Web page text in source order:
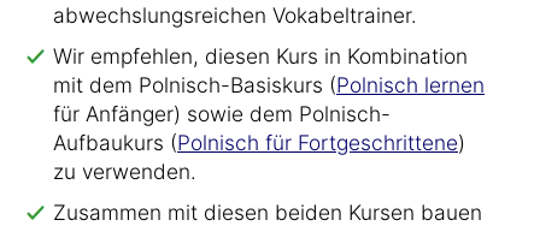
abwechslungsreichen Vokabeltrainer.
Wir empfehlen, diesen Kurs in Kombination
mit dem Polnisch-Basiskurs (Polnisch lernen
für Anfänger) sowie dem Polnisch-
Aufbaukurs (Polnisch für Fortgeschrittene)
zu verwenden.
Zusammen mit diesen beiden Kursen bauen